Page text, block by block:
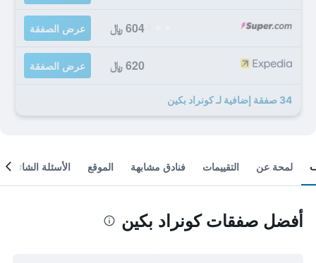
604 ﷼ عرض الصفقة
620 ﷼ عرض الصفقة
34 صفقة إضافية لـ كونراد بكين
لمحة عن التقييمات فنادق مشابهة الموقع الأسئلة الشائعة
أفضل صفقات كونراد بكين